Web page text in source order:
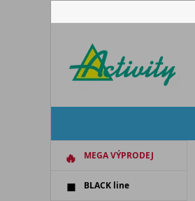
MEGA VÝPRODEJ
BLACK line